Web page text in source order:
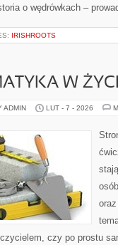
o wędrówkach –
IRISHROOTS
W
ADMIN LUT - 7 - 2026
czy po prostu